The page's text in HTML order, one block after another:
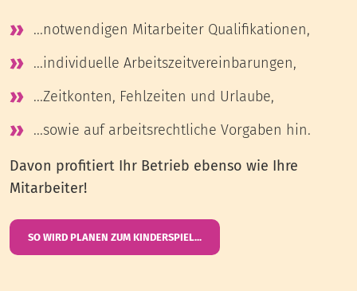
...notwendigen Mitarbeiter Qualifikationen,
...individuelle Arbeitszeitvereinbarungen,
...Zeitkonten, Fehlzeiten und Urlaube,
...sowie auf arbeitsrechtliche Vorgaben hin.
Davon profitiert Ihr Betrieb ebenso wie Ihre
Mitarbeiter!
SO WIRD PLANEN ZUM KINDERSPIEL...